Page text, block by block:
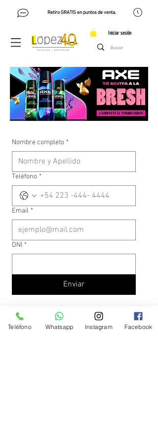
Retiro GRATIS en puntos de venta.
Iniciar sesión
Nombre completo *
Teléfono *
Email *
DNI *
Enviar
Teléfono Whatsapp Instagram Facebook